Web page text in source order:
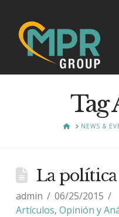
Tag
HOMENEWS &
La política
admin
06/25/2015
Artículos, Opinión y